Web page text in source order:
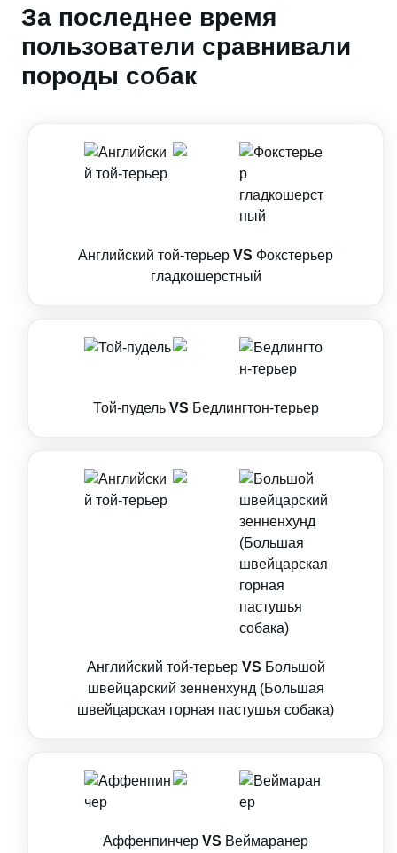
За последнее время
пользователи сравнивали
породы собак
Английский той-терьер VS Фокстерьер
гладкошерстный
Той-пудель VS Бедлингтон-терьер
Английский той-терьер VS Большой
швейцарский зенненхунд (Большая
швейцарская горная пастушья собака)
Аффенпинчер VS Веймаранер